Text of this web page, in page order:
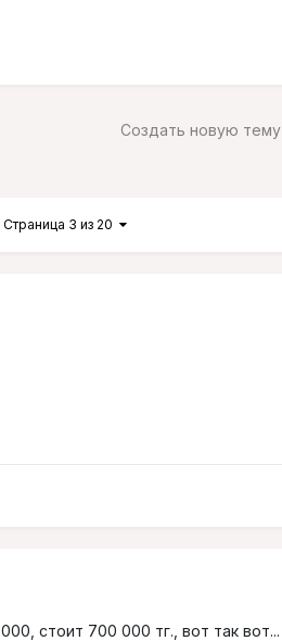
Создать новую тему
Страница 3 из 20
стоит 700 000 тг., вот так вот...